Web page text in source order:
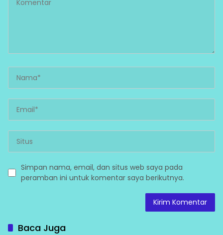
Simpan nama, email, dan situs web saya pada
peramban ini untuk komentar saya berikutnya.
Baca Juga